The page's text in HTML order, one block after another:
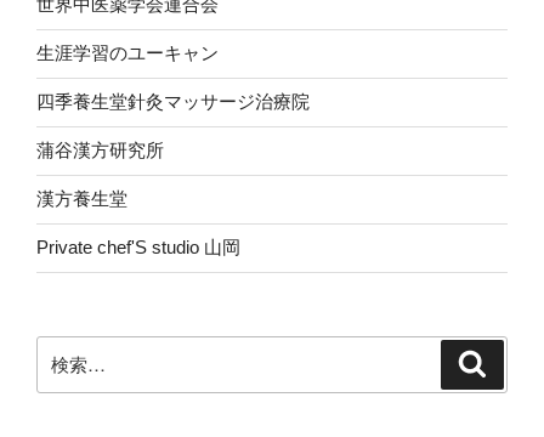
世界中医薬学会連合会
生涯学習のユーキャン
四季養生堂針灸マッサージ治療院
蒲谷漢方研究所
漢方養生堂
Private chef'S studio 山岡
索: